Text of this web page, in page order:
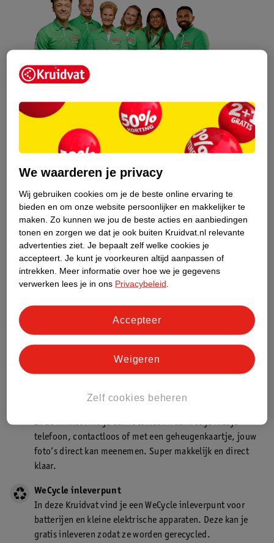
Kruidvat is een erkend specialist in
zelfzorg, ook online. Wat je
gezondheidsvraag ook is, stel hem aan
Stel je gezondheidsvraag
Ook in deze winkel
Kruidvat.nl ophaalpunt
Laat je bestelling snel en gemakkelijk bezorgen in de
Kruidvat is een gecertificeerd drogist. Dit betekent dat je
In de winkel vind je een fotokiosk waarmee je met je
telefoon, contactloos of met een geheugenkaartje, jouw
foto’s direct kan meenemen. Super makkelijk en direct
klaar.
WeCycle inleverpunt
In deze Kruidvat vind je een WeCycle inleverpunt voor
batterijen en kleine elektrische apparaten. Deze kan je
gratis inleveren zodat ze worden gerecycled.
We waarderen je privacy
Wij gebruiken cookies om je de beste online ervaring te
bieden en om onze website persoonlijker en makkelijker te
maken. Zo kunnen we jou de beste acties en aanbiedingen
tonen en zorgen we dat je ook buiten Kruidvat.nl relevante
advertenties ziet. Je bepaalt zelf welke cookies je
accepteert. Je kunt je voorkeuren altijd aanpassen of
intrekken.
Meer informatie over hoe we je gegevens
verwerken lees je in ons Privacybeleid
Zelf cookies beheren
Weigeren
Accepteer